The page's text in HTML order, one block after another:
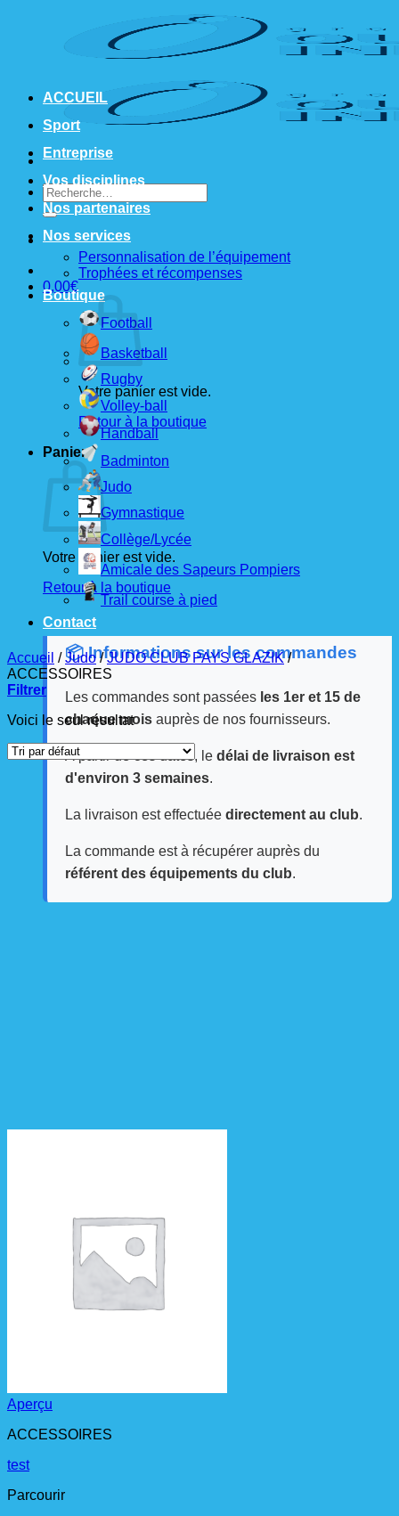
Recherche
pour :
0,00€
Votre panier est vide.
Retour à la boutique
Panier
Votre panier est vide.
Retour à la boutique
📦 Informations sur les commandes
Les commandes sont passées les 1er et 15 de
chaque mois auprès de nos fournisseurs.
À partir de ces dates, le délai de livraison est
d'environ 3 semaines.
La livraison est effectuée directement au club.
La commande est à récupérer auprès du
référent des équipements du club.
ACCUEIL
Sport
Entreprise
Vos disciplines
Nos partenaires
Nos services
Personnalisation de l’équipement
Trophées et récompenses
Boutique
Football
Basketball
Rugby
Volley-ball
Handball
Badminton
Judo
Gymnastique
Collège/Lycée
Amicale des Sapeurs Pompiers
Trail course à pied
Contact
Accueil / Judo / JUDO CLUB PAYS GLAZIK /
ACCESSOIRES
Filtrer
Voici le seul résultat
Aperçu
ACCESSOIRES
test
Parcourir